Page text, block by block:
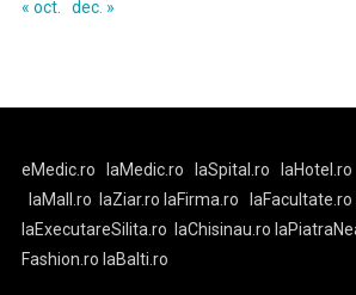
« oct. dec. »
eMedic.ro laMedic.ro laSpital.ro laHotel.ro
laMall.ro
laZiar.ro laFirma.ro laFacultate.ro
laExecutareSilita.ro
laChisinau.ro
Fashion.ro laBalti.ro